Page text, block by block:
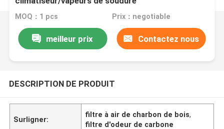
MOQ：1 pcs Prix：negotiable
meilleur prix Contactez nous
DESCRIPTION DE PRODUIT
Surligner:
filtre à air de charbon de bois,
filtre d'odeur de carbone